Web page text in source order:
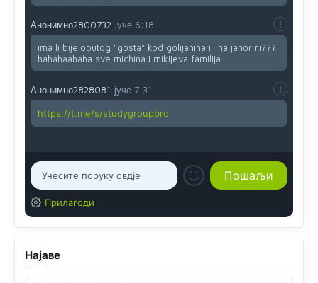
Анонимно2800732 јуче 6:18
ima li bijeloputog "gosta" kod golijanina ili na jahorini???
hahahaahaha sve michina i mikijeva familija
Анонимно2828081 јуче 7:31
https://t.me/s/studygroupbro
Прилагоди
Најаве